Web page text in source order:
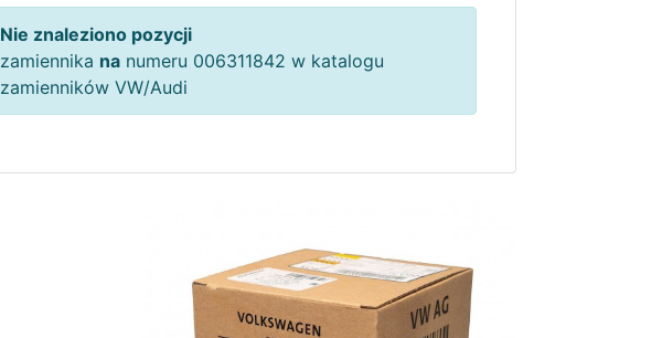
Nie znaleziono pozycji
zamiennika na numeru 006311842 w katalogu
zamienników VW/Audi